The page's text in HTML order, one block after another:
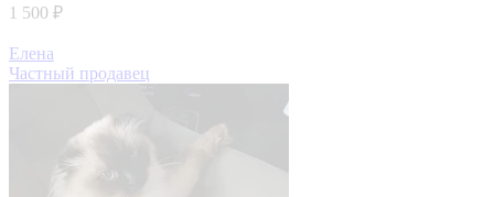
1 500 ₽
Елена
Частный продавец